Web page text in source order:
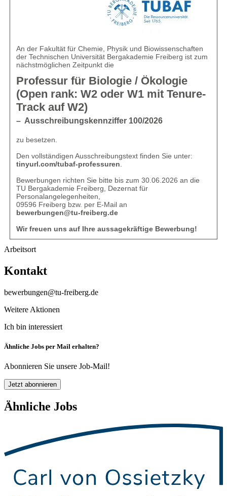
An der Fakultät für Chemie, Physik und Biowissenschaften
der Technischen Universität Bergakademie Freiberg ist zum
nächstmöglichen Zeitpunkt die
Professur für Biologie / Ökologie
(Open rank: W2 oder W1 mit Tenure-
Track auf W2)
– Ausschreibungskennziffer 100/2026
zu besetzen.
Den vollständigen Ausschreibungstext finden Sie unter:
tinyurl.com/tubaf-professuren
Bewerbungen richten Sie bitte bis zum 30.06.2026 an die
TU Bergakademie Freiberg, Dezernat für
Personalangelegenheiten,
09596 Freiberg bzw. per E-Mail an
bewerbungen@tu-freiberg.de
Wir freuen uns auf Ihre aussagekräftige Bewerbung!
Arbeitsort
Kontakt
bewerbungen@tu-freiberg.de
Weitere Aktionen
Ich bin interessiert
Ähnliche Jobs per Mail erhalten?
Abonnieren Sie unsere Job-Mail!
Jetzt abonnieren
Ähnliche Jobs